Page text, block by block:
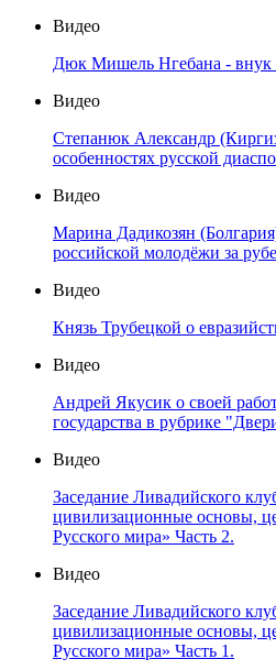
Видео
Дюк Мишель Нгебана - внук
Видео
Степанюк Александр
особенностях русской
Видео
Марина Дадикозян
российской молодёжи за
Видео
Князь Трубецкой о
Видео
Андрей Якусик о своей
государства в рубрике
Видео
Заседание Ливадийского
цивилизационные основы,
Русского мира» Часть 2.
Видео
Заседание Ливадийского
цивилизационные основы,
Русского мира» Часть 1.